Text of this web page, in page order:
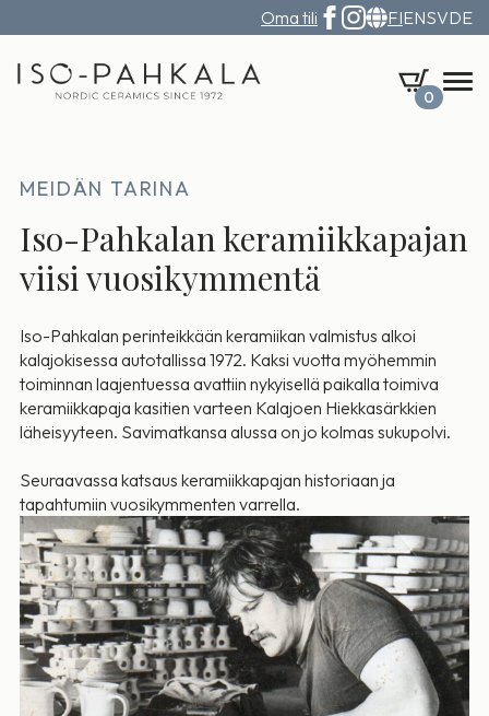
Oma tili FIENSVDE
0
MEIDÄN TARINA
Iso-Pahkalan keramiikkapajan
viisi vuosikymmentä
Iso-Pahkalan perinteikkään keramiikan valmistus alkoi
kalajokisessa autotallissa 1972. Kaksi vuotta myöhemmin
toiminnan laajentuessa avattiin nykyisellä paikalla toimiva
keramiikkapaja kasitien varteen Kalajoen Hiekkasärkkien
läheisyyteen. Savimatkansa alussa on jo kolmas sukupolvi.
Seuraavassa katsaus keramiikkapajan historiaan ja
tapahtumiin vuosikymmenten varrella.